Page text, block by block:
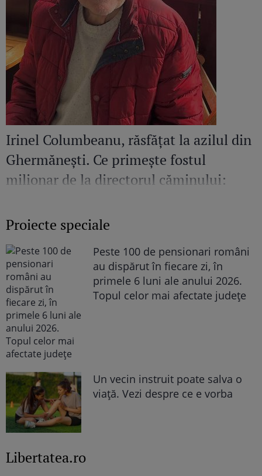
Irinel Columbeanu, răsfățat la azilul din
Ghermănești. Ce primește fostul
milionar de la directorul căminului:
Proiecte speciale
Peste 100 de pensionari români
au dispărut în fiecare zi, în
primele 6 luni ale anului 2026.
Topul celor mai afectate județe
Un vecin instruit poate salva o
viață. Vezi despre ce e vorba
Libertatea.ro